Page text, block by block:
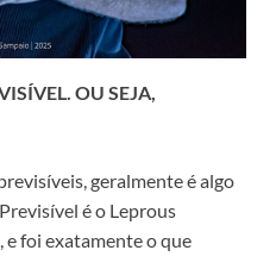
OU SEJA,
geralmente é algo
é o Leprous
foi exatamente o que